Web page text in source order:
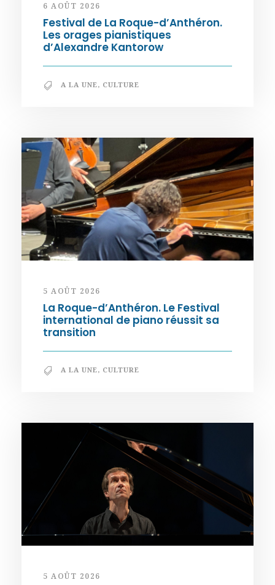
6 AOÛT 2026
Festival de La Roque-d’Anthéron.
Les orages pianistiques
d’Alexandre Kantorow
A LA UNE, CULTURE
5 AOÛT 2026
La Roque-d’Anthéron. Le Festival
international de piano réussit sa
transition
A LA UNE, CULTURE
5 AOÛT 2026